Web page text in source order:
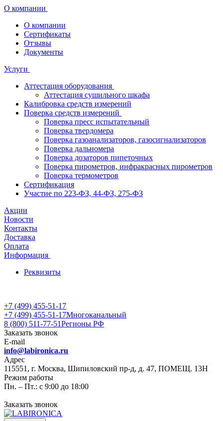
О компании
О компании
Сертификаты
Отзывы
Документы
Услуги
Аттестация оборудования
Аттестация сушильного шкафа
Калибровка средств измерений
Поверка средств измерений
Поверка пресс испытательный
Поверка твердомера
Поверка газоанализаторов, газосигнализаторов
Поверка дальномера
Поверка дозаторов пипеточных
Поверка пирометров, инфракрасных пирометров
Поверка термометров
Сертификация
Участие по 223-ФЗ, 44-ФЗ, 275-ФЗ
Акции
Новости
Контакты
Доставка
Оплата
Информация
Реквизиты
+7 (499) 455-51-17
+7 (499) 455-51-17Многоканальный
8 (800) 511-77-51Регионы РФ
Заказать звонок
E-mail
info@labironica.ru
Адрес
115551, г. Москва, Шипиловский пр-д, д. 47, ПОМЕЩ. 13Н
Режим работы
Пн. – Пт.: с 9:00 до 18:00
Заказать звонок